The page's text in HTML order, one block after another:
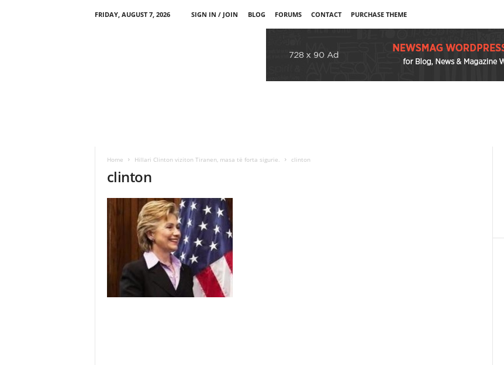
FRIDAY, AUGUST 7, 2026 SIGN IN / JOIN BLOG FORUMS CONTACT PURCHASE THEME
Home Hillari Clinton viziton Tiranen, masa të forta sigurie. clinton
clinton